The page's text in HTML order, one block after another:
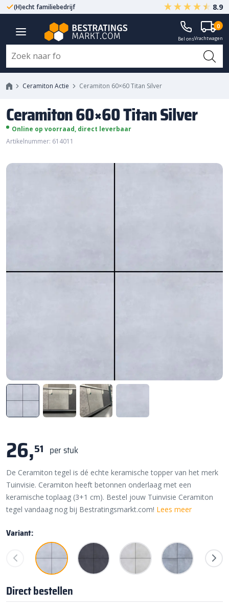
(H)echt familiebedrijf Gegarandeerd A-kwaliteit
8.9
Bel onsVrachtwagen
0
Ceramiton Actie Ceramiton 60×60 Titan Silver
Ceramiton 60×60 Titan Silver
Online op voorraad, direct leverbaar
Artikelnummer: 614011
26,51 per stuk
De Ceramiton tegel is dé echte keramische topper van het merk
Tuinvisie. Ceramiton heeft betonnen onderlaag met een
keramische toplaag (3+1 cm). Bestel jouw Tuinvisie Ceramiton
tegel vandaag nog bij Bestratingsmarkt.com! Lees meer
Variant:
Direct bestellen
Ceramiton 60x60 Titan Silver